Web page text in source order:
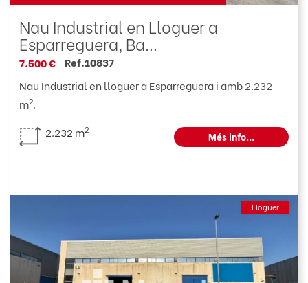
Nau Industrial en Lloguer a
Esparreguera, Ba...
Ref.10837
7.500 €
Nau Industrial en lloguer a Esparreguera i amb 2.232
m2.
2.232 m2 Més info...
Lloguer